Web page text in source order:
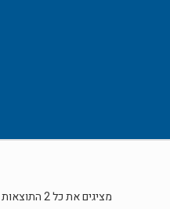
מציגים את כל ⁦2⁩ התוצאות